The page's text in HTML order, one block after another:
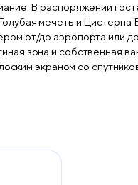
В распоряжении
мечеть и Цистерна
от/до аэропорта или
экраном со